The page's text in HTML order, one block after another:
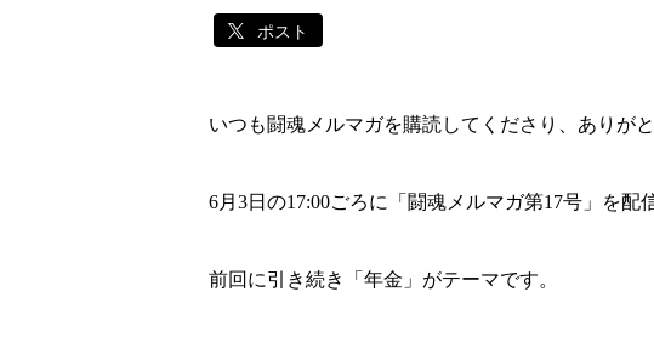
ポスト
いつも闘魂メルマガを購読してくださり、ありがと
6月 3日の17:00ごろに「闘魂メルマガ第17号」を配
前回に引き続き「年金」がテーマです。